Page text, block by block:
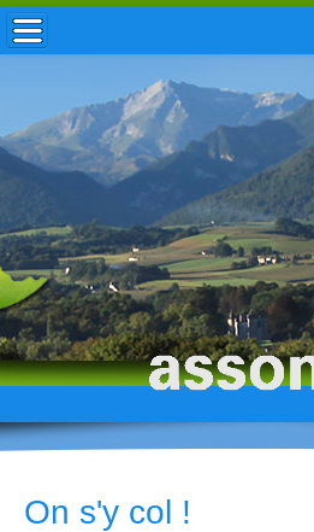
ACCUEIL / INFOS
MUNICIPALITÉ
VIE LOCALE
ENFANCE
TOURISME
HISTOIRE
On s'y col !